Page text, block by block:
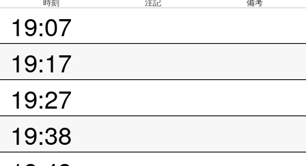
19:07
19:17
19:27
19:38